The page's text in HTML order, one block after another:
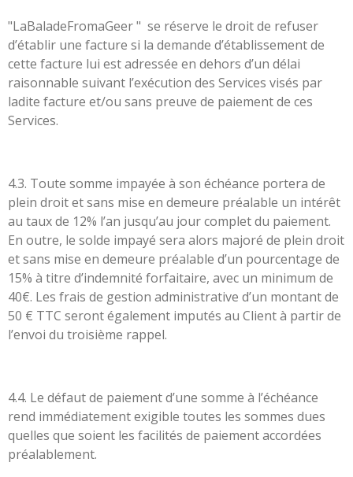
"LaBaladeFromaGeer " se réserve le droit de refuser
d’établir une facture si la demande d’établissement de
cette facture lui est adressée en dehors d’un délai
raisonnable suivant l’exécution des Services visés par
ladite facture et/ou sans preuve de paiement de ces
Services.
4.3. Toute somme impayée à son échéance portera de
plein droit et sans mise en demeure préalable un intérêt
au taux de 12% l’an jusqu’au jour complet du paiement.
En outre, le solde impayé sera alors majoré de plein droit
et sans mise en demeure préalable d’un pourcentage de
15% à titre d’indemnité forfaitaire, avec un minimum de
40€. Les frais de gestion administrative d’un montant de
50 € TTC seront également imputés au Client à partir de
l’envoi du troisième rappel.
4.4. Le défaut de paiement d’une somme à l’échéance
rend immédiatement exigible toutes les sommes dues
quelles que soient les facilités de paiement accordées
préalablement.